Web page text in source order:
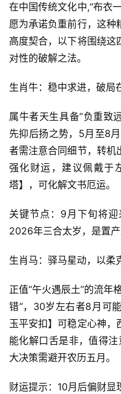
在中国传统文化中,“布衣
愿为承诺负重前行，这种
高度契合，以下将围绕这
对性的破解之法。
生肖牛：稳中求进，破局
属牛者天生具备“负重致
先抑后扬之势，5月至8
者需注意合同细节，转机
强化财运，建议佩戴于
塔】，可化解文书厄运。
关键节点：9月下旬将迎
2026年三合太岁，是置产
生肖马：驿马星动，以柔
正值“午火遇辰土”的流年
错”，30岁左右者8月可
玉平安扣】可稳定心神，
能化解口舌是非，值得
大决策需避开农历五月。
财运提示：10月后偏财